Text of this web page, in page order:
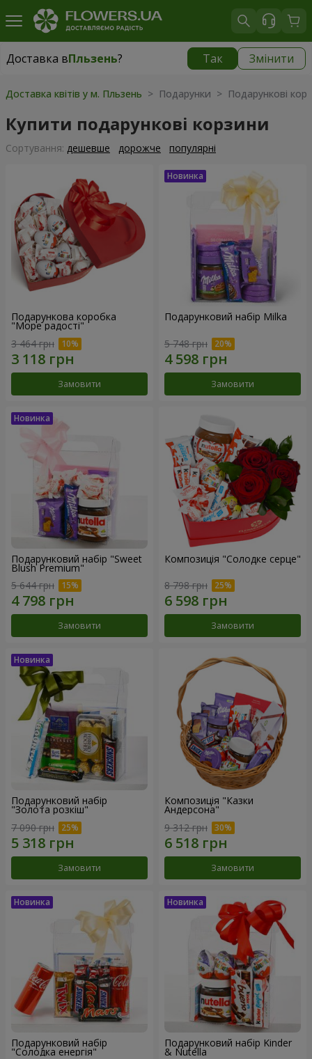
Доставка вПльзень? Так Змінити
Доставка вПльзень|
Доставка квітів у м. Пльзень > Подарунки > Подарункові
Купити подарункові корзини
Сортування: дешевше дорожче популярні
Подарункова коробка
"Море радості"
3 464 грн
Замовити
Подарунковий набір Milka
5 748 грн
Замовити
Подарунковий набір "Sweet
Blush Premium"
5 644 грн
Замовити
Композиція "Солодке серце"
8 798 грн
Замовити
Подарунковий набір
"Золота розкіш"
7 090 грн
Замовити
Композиція "Казки
Андерсона"
9 312 грн
Замовити
Подарунковий набір
"Солодка енергія"
Подарунковий набір Kinder
& Nutella